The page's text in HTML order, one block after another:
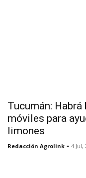
Tucumán:
móviles para
limones
Redacción Agrolink - 4 Jul,